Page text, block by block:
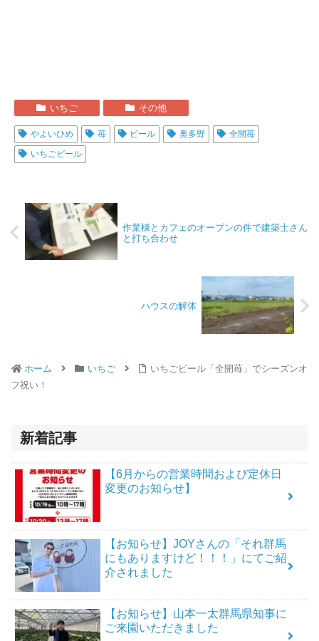
いちご その他
やよいひめ 苺 ビール 奥多野
全開苺
いちごビール
作業棟とカフェのオープンの件で建築士さん
と打ち合わせ
ハウスの解体
ホーム いちご
いちごビール「全開苺」でシーズンオ
フ祝い！
新着記事
【6月からの営業時間および定休日
変更のお知らせ】
【お知らせ】JOYさんの「それ群馬
にもありますけど！！！」にてご紹
介されました
【お知らせ】山本一太群馬県知事に
ご来園いただきました